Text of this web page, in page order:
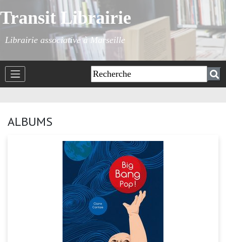
Transit Librairie
Librairie associative à Marseille
ALBUMS